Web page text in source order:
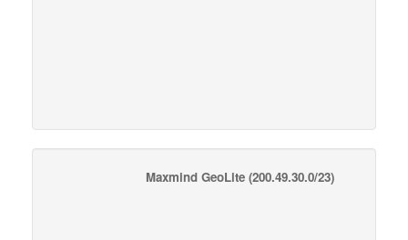
Maxmind GeoLite (200.49.30.0/23)